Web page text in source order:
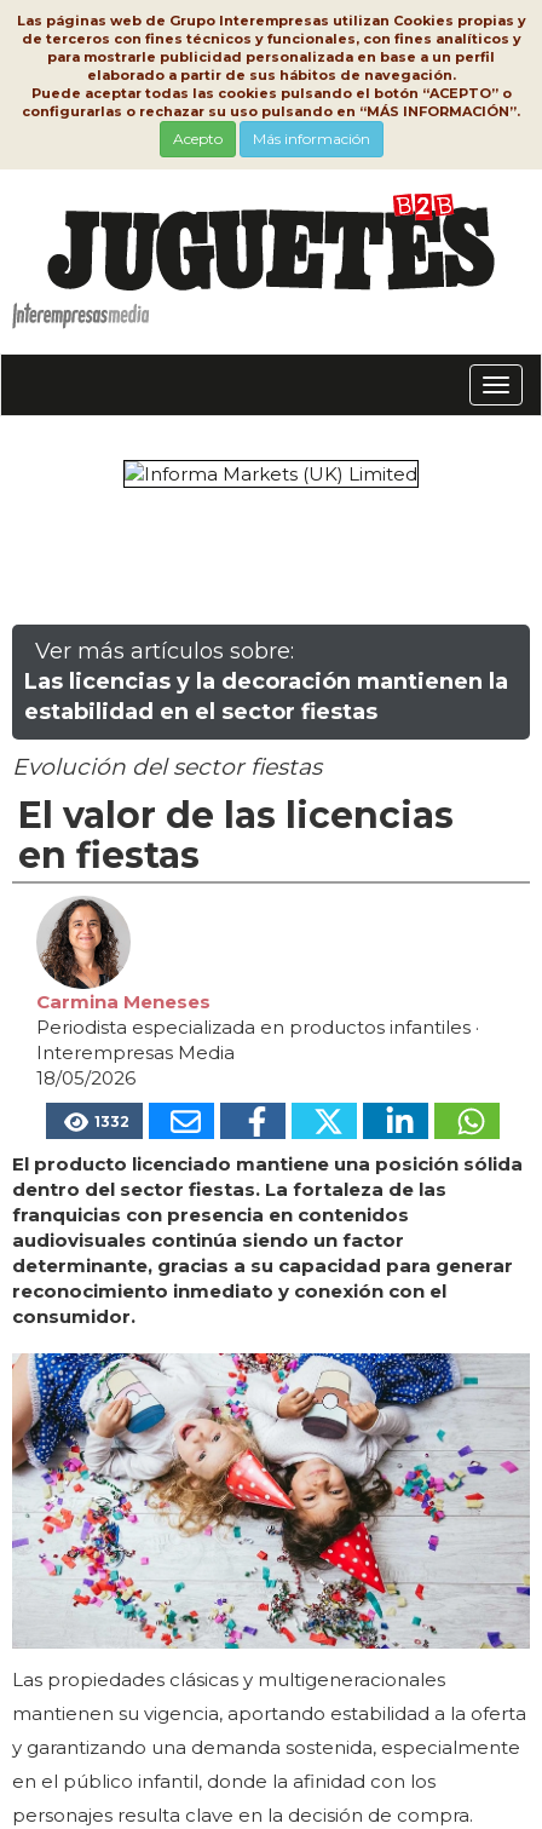
Las páginas web de Grupo Interempresas utilizan Cookies propias y
de terceros con fines técnicos y funcionales, con fines analíticos y
para mostrarle publicidad personalizada en base a un perfil
elaborado a partir de sus hábitos de navegación.
Puede aceptar todas las cookies pulsando el botón “ACEPTO” o
configurarlas o rechazar su uso pulsando en “MÁS INFORMACIÓN”.
Acepto Más información
Ver más artículos sobre:
Las licencias y la decoración mantienen la
estabilidad en el sector fiestas
Evolución del sector fiestas
El valor de las licencias
en fiestas
Carmina Meneses
Periodista especializada en productos infantiles ·
Interempresas Media
18/05/2026
1332
El producto licenciado mantiene una posición sólida
dentro del sector fiestas. La fortaleza de las
franquicias con presencia en contenidos
audiovisuales continúa siendo un factor
determinante, gracias a su capacidad para generar
reconocimiento inmediato y conexión con el
consumidor.
Las propiedades clásicas y multigeneracionales
mantienen su vigencia, aportando estabilidad a la oferta
y garantizando una demanda sostenida, especialmente
en el público infantil, donde la afinidad con los
personajes resulta clave en la decisión de compra.